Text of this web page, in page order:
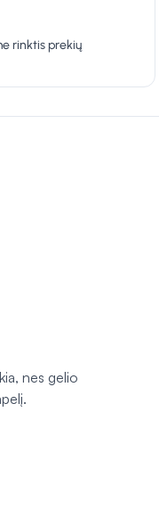
rinktis prekių
nes gelio